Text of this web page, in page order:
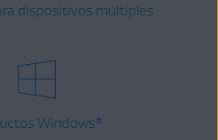
dispositivos múltiples
Windows®